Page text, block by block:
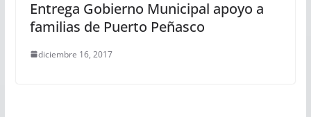
Entrega Gobierno Municipal apoyo a
familias de Puerto Peñasco
diciembre 16, 2017